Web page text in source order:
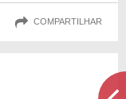
COMPARTILHAR